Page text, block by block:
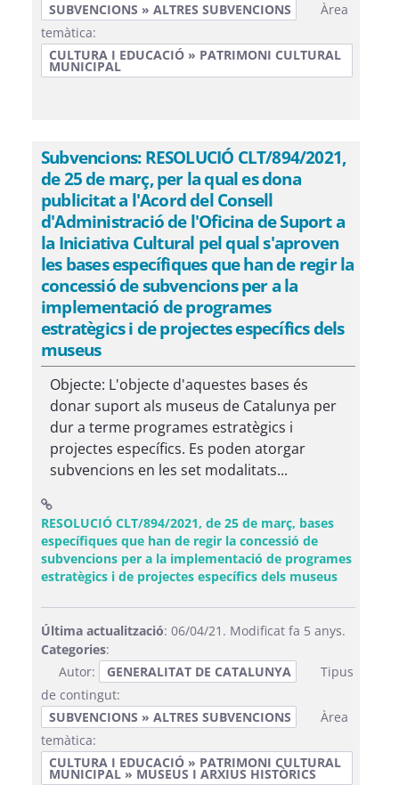
SUBVENCIONS » ALTRES SUBVENCIONS
Àrea
temàtica:
CULTURA I EDUCACIÓ » PATRIMONI CULTURAL
MUNICIPAL
Subvencions: RESOLUCIÓ CLT/894/2021,
de 25 de març, per la qual es dona
publicitat a l'Acord del Consell
d'Administració de l'Oficina de Suport a
la Iniciativa Cultural pel qual s'aproven
les bases específiques que han de regir la
concessió de subvencions per a la
implementació de programes
estratègics i de projectes específics dels
museus
Objecte: L'objecte d'aquestes bases és
donar suport als museus de Catalunya per
dur a terme programes estratègics i
projectes específics. Es poden atorgar
subvencions en les set modalitats...
RESOLUCIÓ CLT/894/2021, de 25 de març, bases
específiques que han de regir la concessió de
subvencions per a la implementació de programes
estratègics i de projectes específics dels museus(Obre
Última actualització: 06/04/21. Modificat fa 5 anys.
Categories:
Autor:
GENERALITAT DE CATALUNYA
Tipus
de contingut:
SUBVENCIONS » ALTRES SUBVENCIONS
Àrea
temàtica:
CULTURA I EDUCACIÓ » PATRIMONI CULTURAL
MUNICIPAL » MUSEUS I ARXIUS HISTÒRICS